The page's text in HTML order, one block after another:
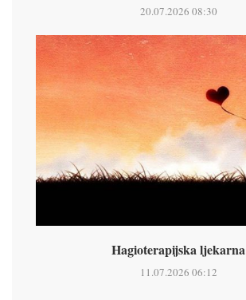
20.07.2026 08:30
Hagioterapijska ljekarna
11.07.2026 06:12